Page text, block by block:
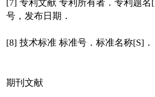
[7] 专利文献 专利所有者．专利题名
号，发布日期．
[8] 技术标准 标准号．标准名称[S]．
期刊文献